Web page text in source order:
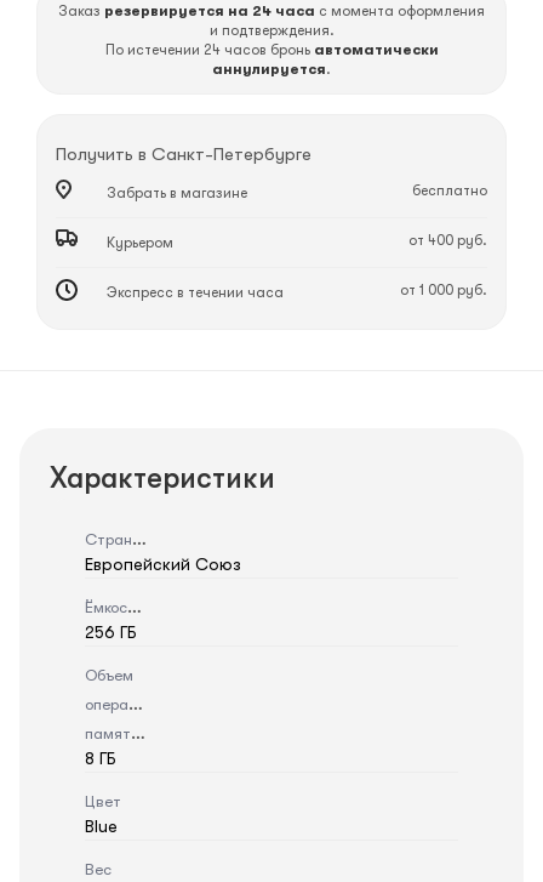
Заказ резервируется на 24 часа с момента оформления
и подтверждения.
По истечении 24 часов бронь автоматически
аннулируется.
Получить в Санкт-Петербурге
Забрать в магазине бесплатно
Курьером от 400 руб.
Экспресс в течении часа от 1 000 руб.
Характеристики
Страна
Европейский Союз
Ёмкость
256 ГБ
Объем
оперативной
памяти
8 ГБ
Цвет
Blue
Вес